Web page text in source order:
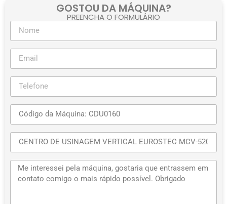
GOSTOU DA MÁQUINA?
PREENCHA O FORMULÁRIO